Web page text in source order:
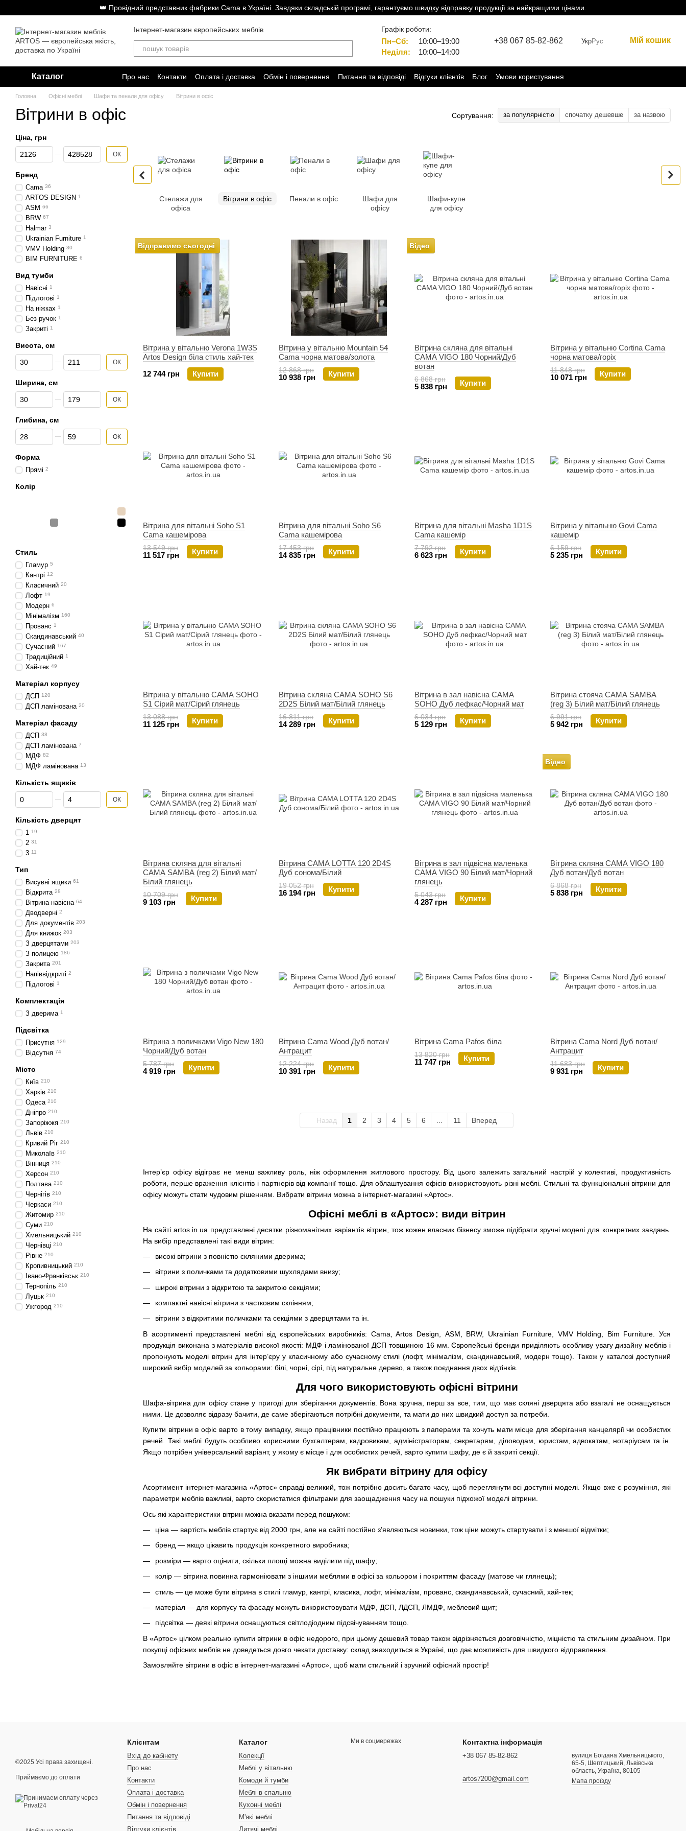
Перейти до основного контенту👑 Провідний представник фабрики Cama в Україні. Завдяки складській програмі, гарантуємо швидку відправку продукції за найкращими цінами.
Інтернет-магазин європейських меблів
Графік роботи:
Пн–Сб:
10:00–19:00
Неділя:
10:00–14:00
+38 067 85-82-862 УкрРус Мій кошик
Каталог Про нас Контакти Оплата і доставка Обмін і повернення Питання та відповіді Відгуки клієнтів Блог Умови користування
Головна Офісні меблі Шафи та пенали для офісу Вітрини в офіс
Вітрини в офіс Сортування: за популярністю спочатку дешевше за назвою
Стелажи для
офіса
Вітрини в офіс Пенали в офіс
Шафи для
офісу
Шафи-купе
для офісу
Інтер’єр офісу відіграє не менш важливу роль, ніж оформлення житлового простору. Від цього залежить загальний настрій у колективі, продуктивність
роботи, перше враження клієнтів і партнерів від компанії тощо. Для облаштування офісів використовують різні меблі. Стильні та функціональні вітрини для
офісу можуть стати чудовим рішенням. Вибрати вітрини можна в інтернет-магазині «Артос».
Офісні меблі в «Артос»: види вітрин
На сайті artos.in.ua представлені десятки різноманітних варіантів вітрин, тож кожен власник бізнесу зможе підібрати зручні моделі для конкретних завдань.
На вибір представлені такі види вітрин:
високі вітрини з повністю скляними дверима;
вітрини з поличками та додатковими шухлядами внизу;
широкі вітрини з відкритою та закритою секціями;
компактні навісні вітрини з частковим склінням;
вітрини з відкритими поличками та секціями з дверцятами та ін.
В асортименті представлені меблі від європейських виробників: Cama, Artos Design, ASM, BRW, Ukrainian Furniture, VMV Holding, Bim Furniture. Уся
продукція виконана з матеріалів високої якості: МДФ і ламінованої ДСП товщиною 16 мм. Європейські бренди приділяють особливу увагу дизайну меблів і
пропонують моделі вітрин для інтер’єру у класичному або сучасному стилі (лофт, мінімалізм, скандинавський, модерн тощо). Також у каталозі доступний
широкий вибір моделей за кольорами: білі, чорні, сірі, під натуральне дерево, а також поєднання двох відтінків.
Для чого використовують офісні вітрини
Шафа-вітрина для офісу стане у пригоді для зберігання документів. Вона зручна, перш за все, тим, що має скляні дверцята або взагалі не оснащується
ними. Це дозволяє відразу бачити, де саме зберігаються потрібні документи, та мати до них швидкий доступ за потреби.
Купити вітрини в офіс варто в тому випадку, якщо працівники постійно працюють з паперами та хочуть мати місце для зберігання канцелярії чи особистих
речей. Такі меблі будуть особливо корисними бухгалтерам, кадровикам, адміністраторам, секретарям, діловодам, юристам, адвокатам, нотаріусам та ін.
Якщо потрібен універсальний варіант, у якому є місце і для особистих речей, варто купити шафу, де є й закриті секції.
Як вибрати вітрину для офісу
Асортимент інтернет-магазина «Артос» справді великий, тож потрібно досить багато часу, щоб переглянути всі доступні моделі. Якщо вже є розуміння, які
параметри меблів важливі, варто скористатися фільтрами для заощадження часу на пошуки підхожої моделі вітрини.
Ось які характеристики вітрин можна вказати перед пошуком:
ціна — вартість меблів стартує від 2000 грн, але на сайті постійно з’являються новинки, тож ціни можуть стартувати і з меншої відмітки;
бренд — якщо цікавить продукція конкретного виробника;
розміри — варто оцінити, скільки площі можна виділити під шафу;
колір — вітрина повинна гармоніювати з іншими меблями в офісі за кольором і покриттям фасаду (матове чи глянець);
стиль — це може бути вітрина в стилі гламур, кантрі, класика, лофт, мінімалізм, прованс, скандинавський, сучасний, хай-тек;
матеріал — для корпусу та фасаду можуть використовувати МДФ, ДСП, ЛДСП, ЛМДФ, меблевий щит;
підсвітка — деякі вітрини оснащуються світлодіодним підсвічуванням тощо.
В «Артос» цілком реально купити вітрини в офіс недорого, при цьому дешевий товар також відрізняється довговічністю, міцністю та стильним дизайном. При
покупці офісних меблів не доведеться довго чекати доставку: склад знаходиться в Україні, що дає можливість для швидкого відправлення.
Замовляйте вітрини в офіс в інтернет-магазині «Артос», щоб мати стильний і зручний офісний простір!
Відправимо сьогодні
Вітрина у вітальню Verona 1W3S
Artos Design біла стиль хай-тек
12 744 грн
Купити
Вітрина у вітальню Mountain 54
Cama чорна матова/золота
12 868 грн
10 938 грн Купити
Відео
Вітрина скляна для вітальні
CAMA VIGO 180 Чорний/Дуб
вотан
6 868 грн
5 838 грн Купити
Вітрина у вітальню Cortina Cama
чорна матова/горіх
11 848 грн
10 071 грн Купити
Вітрина для вітальні Soho S1
Cama кашемірова
13 549 грн
11 517 грн Купити
Вітрина для вітальні Soho S6
Cama кашемірова
17 453 грн
14 835 грн Купити
Вітрина для вітальні Masha 1D1S
Cama кашемір
7 792 грн
6 623 грн Купити
Вітрина у вітальню Govi Cama
кашемір
6 159 грн
5 235 грн Купити
Вітрина у вітальню CAMA SOHO
S1 Сірий мат/Сірий глянець
13 088 грн
11 125 грн Купити
Вітрина скляна CAMA SOHO S6
2D2S Білий мат/Білий глянець
16 811 грн
14 289 грн Купити
Вітрина в зал навісна CAMA
SOHO Дуб лефкас/Чорний мат
6 034 грн
5 129 грн Купити
Вітрина стояча CAMA SAMBA
(reg 3) Білий мат/Білий глянець
6 991 грн
5 942 грн Купити
Вітрина скляна для вітальні
CAMA SAMBA (reg 2) Білий мат/
Білий глянець
10 709 грн
9 103 грн Купити
Вітрина CAMA LOTTA 120 2D4S
Дуб сонома/Білий
19 052 грн
16 194 грн Купити
Вітрина в зал підвісна маленька
CAMA VIGO 90 Білий мат/Чорний
глянець
5 043 грн
4 287 грн Купити
Відео
Вітрина скляна CAMA VIGO 180
Дуб вотан/Дуб вотан
6 868 грн
5 838 грн Купити
Вітрина з поличками Vigo New 180
Чорний/Дуб вотан
5 787 грн
4 919 грн Купити
Вітрина Cama Wood Дуб вотан/
Антрацит
12 224 грн
10 391 грн Купити
Вітрина Cama Pafos біла
13 820 грн
11 747 грн Купити
Вітрина Cama Nord Дуб вотан/
Антрацит
11 683 грн
9 931 грн Купити
Назад 1 2 3 4 5 6 11 Вперед
Ціна, грн
Від Ціна, грн
До Ціна, грн ОК
Бренд
Cama 36
ARTOS DESIGN 1
ASM 66
BRW 67
Halmar 3
Ukrainian Furniture 1
VMV Holding 30
BIM FURNITURE 6
Вид тумби
Навісні 1
Підлогові 1
На ніжках 1
Без ручок 1
Закриті 1
Висота, см
Від Висота, см
До Висота, см ОК
Ширина, см
Від Ширина, см
До Ширина, см ОК
Глибина, см
Від Глибина, см
До Глибина, см ОК
Форма
Прямі 2
Колір
Стиль
Гламур 5
Кантрі 12
Класичний 20
Лофт 19
Модерн 6
Мінімалізм 160
Прованс 1
Скандинавський 40
Сучасний 167
Традиційний 1
Хай-тек 49
Матеріал корпусу
ДСП 120
ДСП ламінована 20
Матеріал фасаду
ДСП 38
ДСП ламінована 7
МДФ 82
МДФ ламінована 13
Кількість ящиків
Від Кількість ящиків
До Кількість ящиків ОК
Кількість дверцят
1 19
2 31
3 11
Тип
Висувні ящики 61
Відкрита 28
Вітрина навісна 64
Дводверні 2
Для документів 203
Для книжок 203
З дверцятами 203
З полицею 186
Закрита 201
Напіввідкриті 2
Підлогові 1
Комплектація
З дверима 1
Підсвітка
Присутня 129
Відсутня 74
Місто
Київ 210
Харків 210
Одеса 210
Дніпро 210
Запоріжжя 210
Львів 210
Кривий Ріг 210
Миколаїв 210
Вінниця 210
Херсон 210
Полтава 210
Чернігів 210
Черкаси 210
Житомир 210
Суми 210
Хмельницький 210
Чернівці 210
Рівне 210
Кропивницький 210
Івано-Франківськ 210
Тернопіль 210
Луцьк 210
Ужгород 210
©2025 Усі права захищені.
Приймаємо до оплати
Клієнтам
Вхід до кабінету
Про нас
Контакти
Оплата і доставка
Обмін і повернення
Питання та відповіді
Відгуки клієнтів
Каталог
Колекції
Меблі у вітальню
Комоди й тумби
Меблі в спальню
Кухонні меблі
М'які меблі
Дитячі меблі
Ми в соцмережах Контактна інформація
+38 067 85-82-862
artos7200@gmail.com
вулиця Богдана Хмельницького,
65-5, Шептицький, Львівська
область, Україна, 80105
Мапа проїзду